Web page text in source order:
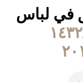
في لباس
٢٥/ربيع الأول/١٤٣٢